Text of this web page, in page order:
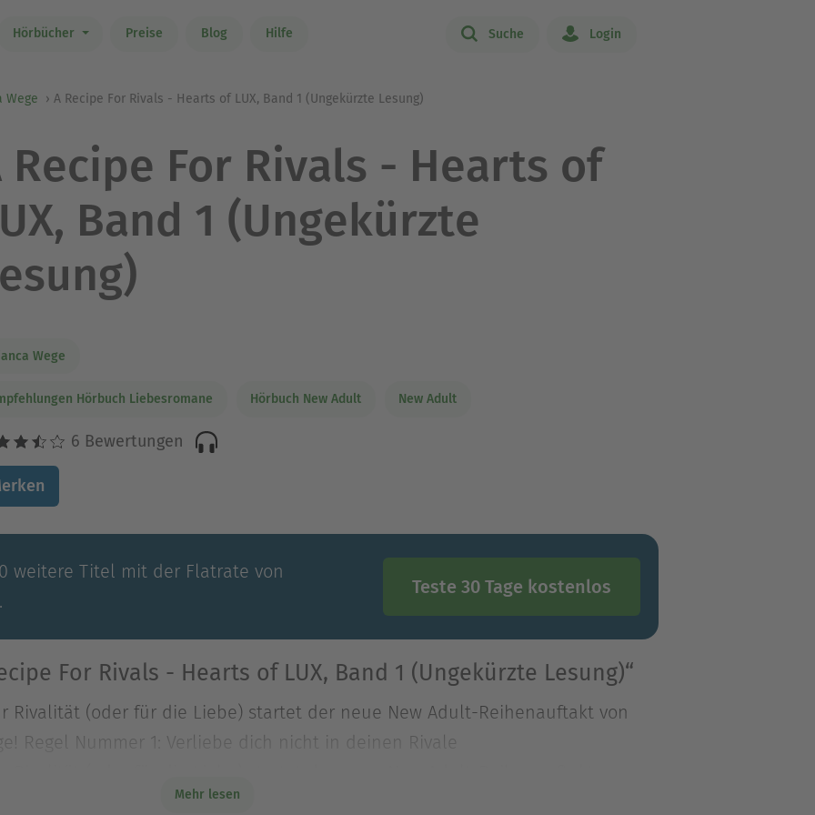
Hörbücher Preise Blog Hilfe Suche Login
Wege A Recipe For Rivals - Hearts of LUX, Band 1 (Ungekürzte Lesung)
Recipe For Rivals - Hearts of
Band 1 (Ungekürzte
Wege
Hörbuch Liebesromane Hörbuch New Adult New Adult
6 Bewertungen
weitere Titel mit der Flatrate von
Teste 30 Tage kostenlos
For Rivals - Hearts of LUX, Band 1 (Ungekürzte Lesung)“
Rivalität (oder für die Liebe) startet der neue New Adult-Reihenauftakt von
Regel Nummer 1: Verliebe dich nicht in deinen Rivale
Regel Nummer 1: Verliebe dich nicht in deinen Rivalen! Frisch getrennt und
Mehr lesen